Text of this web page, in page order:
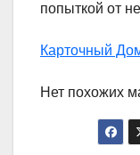
попыткой от
Карточный
Нет похожих